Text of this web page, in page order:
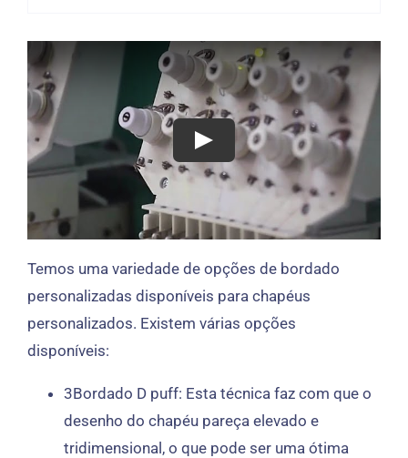
Temos uma variedade de opções de bordado
personalizadas disponíveis para chapéus
personalizados. Existem várias opções
disponíveis:
3Bordado D puff: Esta técnica faz com que o
desenho do chapéu pareça elevado e
tridimensional, o que pode ser uma ótima